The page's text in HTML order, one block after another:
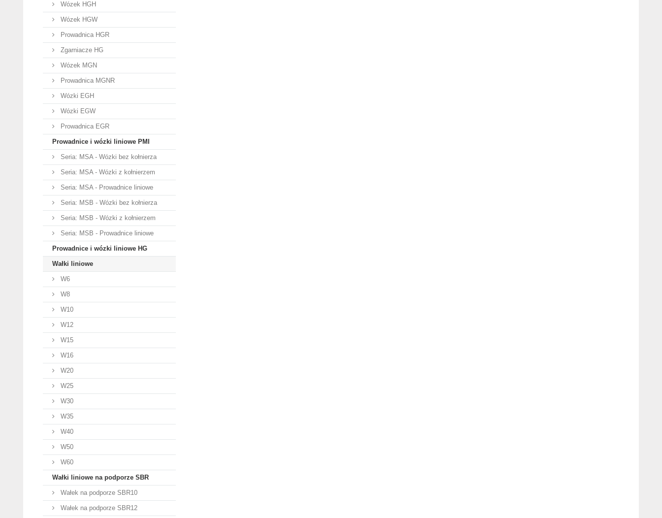
Wózek HGH
Wózek HGW
Prowadnica HGR
Zgarniacze HG
Wózek MGN
Prowadnica MGNR
Wózki EGH
Wózki EGW
Prowadnica EGR
Prowadnice i wózki liniowe PMI
Seria: MSA - Wózki bez kołnierza
Seria: MSA - Wózki z kołnierzem
Seria: MSA - Prowadnice liniowe
Seria: MSB - Wózki bez kołnierza
Seria: MSB - Wózki z kołnierzem
Seria: MSB - Prowadnice liniowe
Prowadnice i wózki liniowe HG
Wałki liniowe
W6
W8
W10
W12
W15
W16
W20
W25
W30
W35
W40
W50
W60
Wałki liniowe na podporze SBR
Wałek na podporze SBR10
Wałek na podporze SBR12